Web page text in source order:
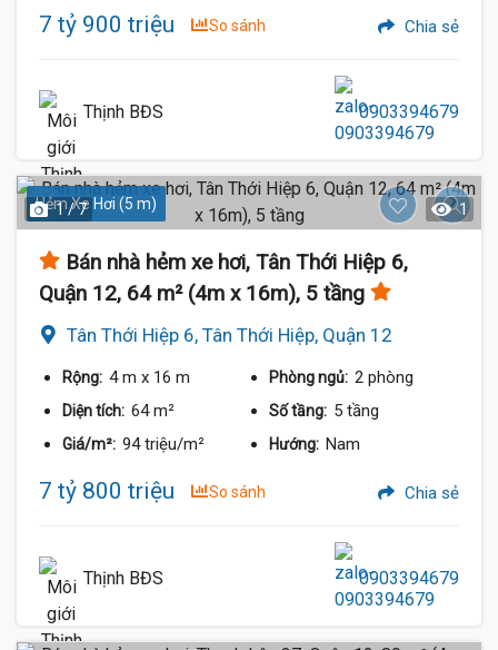
7 tỷ 900 triệu So sánh Chia sẻ
Thịnh BĐS 0903394679
Hẻm Xe Hơi (5 m)
1 / 7 1
Bán nhà hẻm xe hơi, Tân Thới Hiệp 6,
Quận 12, 64 m² (4m x 16m), 5 tầng
Tân Thới Hiệp 6, Tân Thới Hiệp, Quận 12
Rộng: 4 m x 16 m Phòng ngủ: 2 phòng
Diện tích: 64 m² Số tầng: 5 tầng
Giá/m²: 94 triệu/m² Hướng: Nam
7 tỷ 800 triệu So sánh Chia sẻ
Thịnh BĐS 0903394679